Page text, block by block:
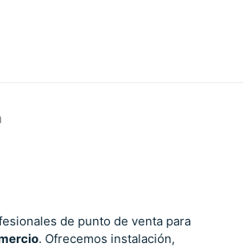
de punto de venta para
. Ofrecemos instalación,